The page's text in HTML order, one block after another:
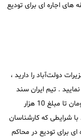
های اجاره ای برای تودیع
دولت‌آباد را دارید ،
. تیم ایران سند
توانایی تامین وثیقه اجاره ای از مبلغ 1 میلیارد تومان تا مبلغ 10 هزار
با شرایطی که کارشناسان
ای برای تودیع در محاکم